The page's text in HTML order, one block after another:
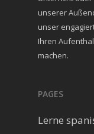
unserer
unser
Ihren
machen.
PAGES
Lerne